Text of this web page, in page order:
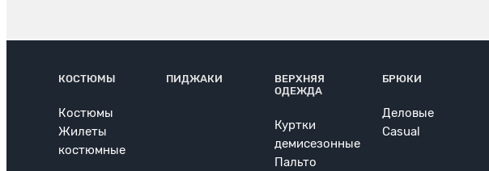
КОСТЮМЫ
Костюмы
Жилеты
костюмные
ПИДЖАКИ
ВЕРХНЯЯ
ОДЕЖДА
Куртки
демисезонные
Пальто
БРЮКИ
Деловые
Casual